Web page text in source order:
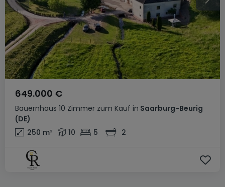
Bauernhaus 10 Zimmer zum Kauf in Saarburg-Beurig
(DE)
649.000 €
250 m² 10 5 2